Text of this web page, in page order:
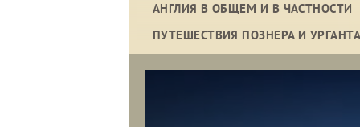
АНГЛИЯ В ОБЩЕМ И В ЧАСТНОСТИ
ПУТЕШЕСТВИЯ ПОЗНЕРА И